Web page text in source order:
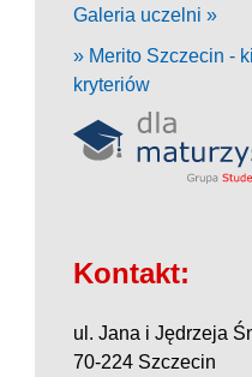
Galeria uczelni »
» Merito Szczecin -
kryteriów
Kontakt:
ul. Jana i Jędrzeja
70-224 Szczecin